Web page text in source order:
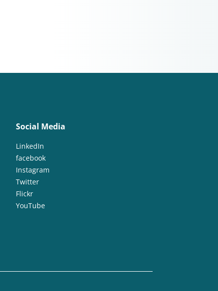
Social Media
LinkedIn
facebook
Instagram
Twitter
Flickr
YouTube